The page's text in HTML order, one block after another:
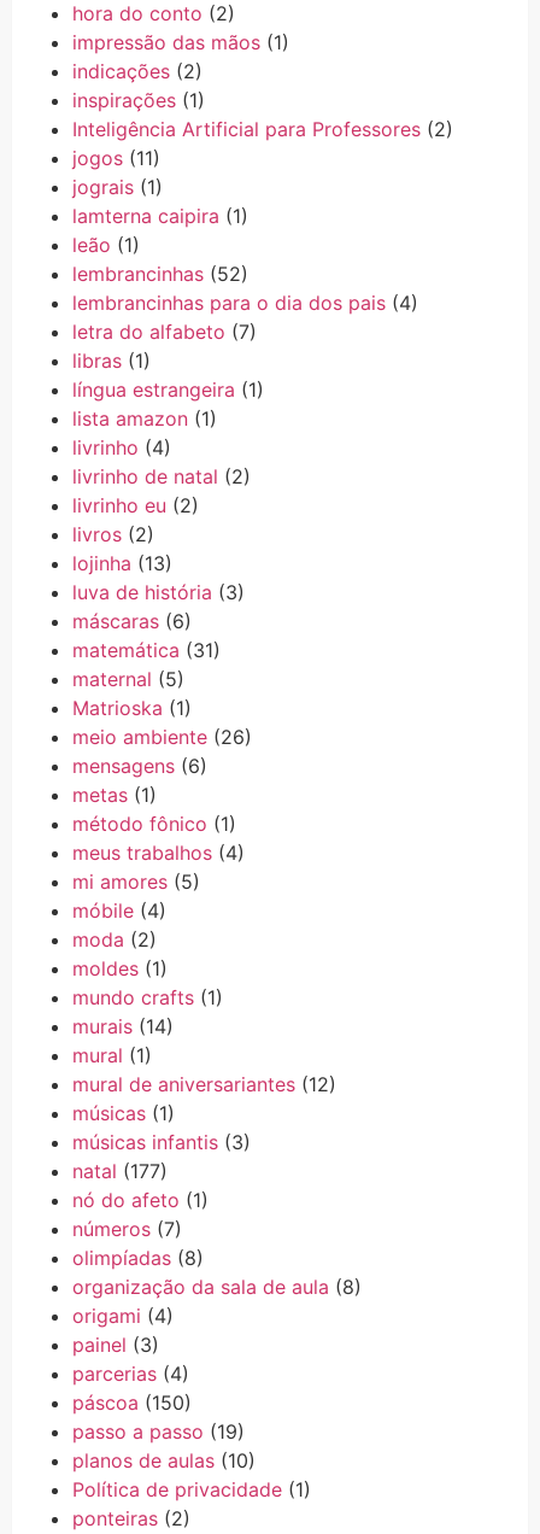
hora do conto (2)
impressão das mãos (1)
indicações (2)
inspirações (1)
Inteligência Artificial para Professores (2)
jogos (11)
jograis (1)
lamterna caipira (1)
leão (1)
lembrancinhas (52)
lembrancinhas para o dia dos pais (4)
letra do alfabeto (7)
libras (1)
língua estrangeira (1)
lista amazon (1)
livrinho (4)
livrinho de natal (2)
livrinho eu (2)
livros (2)
lojinha (13)
luva de história (3)
máscaras (6)
matemática (31)
maternal (5)
Matrioska (1)
meio ambiente (26)
mensagens (6)
metas (1)
método fônico (1)
meus trabalhos (4)
mi amores (5)
móbile (4)
moda (2)
moldes (1)
mundo crafts (1)
murais (14)
mural (1)
mural de aniversariantes (12)
músicas (1)
músicas infantis (3)
natal (177)
nó do afeto (1)
números (7)
olimpíadas (8)
organização da sala de aula (8)
origami (4)
painel (3)
parcerias (4)
páscoa (150)
passo a passo (19)
planos de aulas (10)
Política de privacidade (1)
ponteiras (2)